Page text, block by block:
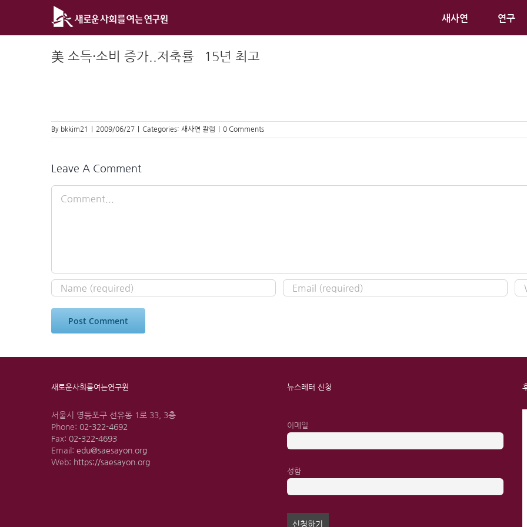
새사연 연구
美 소득·소비 증가..저축률 `15년 최고`
By bkkim21 2009/06/27 Categories: 새사연 칼럼 0 Comments
Leave A Comment
새로운사회를여는연구원
서울시 영등포구 선유동 1로 33, 3층
Phone: 02-322-4692
Fax: 02-322-4693
Email: edu@saesayon.org
Web: https://saesayon.org
뉴스레터 신청
이메일
성함